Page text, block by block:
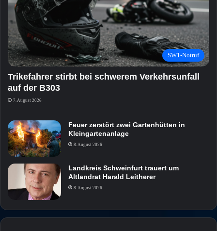
SW1-Notruf
Trikefahrer stirbt bei schwerem Verkehrsunfall
auf der B303
7. August 2026
Feuer zerstört zwei Gartenhütten in
Kleingartenanlage
8. August 2026
Landkreis Schweinfurt trauert um
Altlandrat Harald Leitherer
8. August 2026